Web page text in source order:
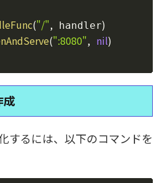
("/", handler)
(":8080", nil)
成
するには、以下のコマンドを